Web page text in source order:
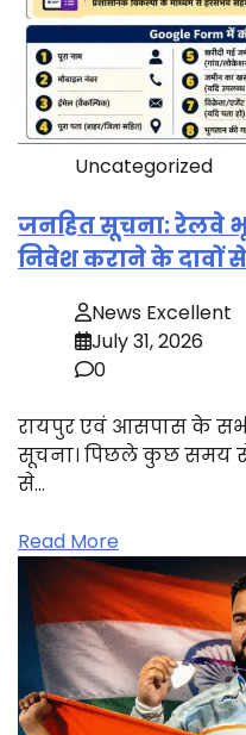
Uncategorized
जनहित सूचना: रेलवे
निवेश कराने के दावों
News Excellent
July 31, 2026
0
रायपुर एवं आसपास के
सूचना। पिछले कुछ समय से
से…
Read More